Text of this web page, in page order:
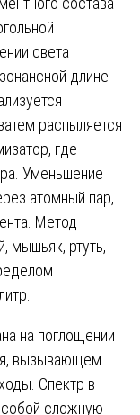
света
длине
распыляется
где
Уменьшение
атомный пар,
Метод
мышьяк, ртуть,
на поглощении
вызывающем
Спектр в
собой сложную